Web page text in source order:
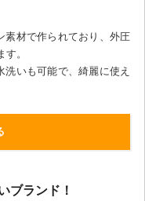
素材で作られており、外圧
。
いも可能で、綺麗に使え
ブランド！